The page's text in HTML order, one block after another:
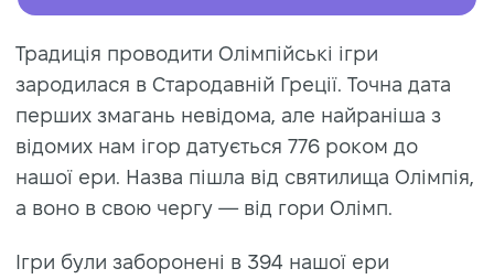
Традиція проводити Олімпійські ігри
зародилася в Стародавній Греції. Точна дата
перших змагань невідома, але найраніша з
відомих нам ігор датується 776 роком до
нашої ери. Назва пішла від святилища Олімпія,
а воно в свою чергу — від гори Олімп.
Ігри були заборонені в 394 нашої ери